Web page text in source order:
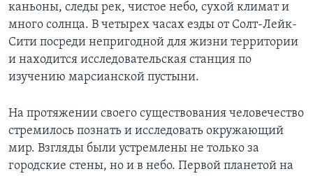
каньоны, следы рек, чистое небо, сухой климат и
много солнца. В четырех часах езды от Солт-Лейк-
Сити посреди непригодной для жизни территории
и находится исследовательская станция по
изучению марсианской пустыни.
На протяжении своего существования человечество
стремилось познать и исследовать окружающий
мир. Взгляды были устремлены не только за
городские стены, но и в небо. Первой планетой на